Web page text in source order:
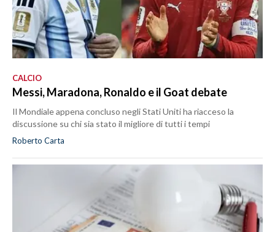
CALCIO
Messi, Maradona, Ronaldo e il Goat debate
Il Mondiale appena concluso negli Stati Uniti ha riacceso la
discussione su chi sia stato il migliore di tutti i tempi
Roberto Carta